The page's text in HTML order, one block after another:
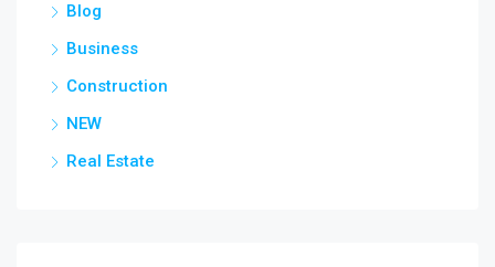
Blog
Business
Construction
NEW
Real Estate